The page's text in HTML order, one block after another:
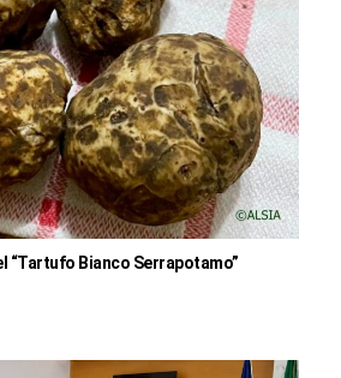
“Tartufo Bianco Serrapotamo”